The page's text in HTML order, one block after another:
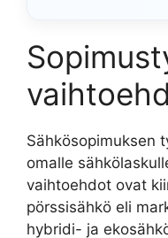
Sähkösopimuksen
omalle
vaihtoehdot ovat
pörssisähkö eli
hybridi- ja